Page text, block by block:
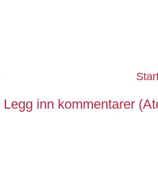
Legg inn kommentarer